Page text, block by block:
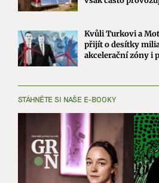
Kvůli Turkovi a
přijít o desítky
akcelerační zóny i
STÁHNĚTE SI NAŠE E-BOOKY